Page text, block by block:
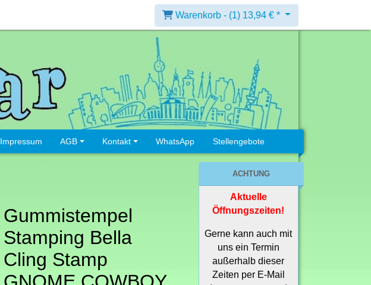
Warenkorb - (1) 13,94 € *
Impressum AGB Kontakt WhatsApp Stellengebote
Gummistempel
Stamping Bella
Cling Stamp
ACHTUNG
Aktuelle
Öffnungszeiten!
Gerne kann auch mit
uns ein Termin
außerhalb dieser
Zeiten per E-Mail